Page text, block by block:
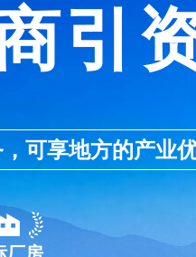
引
可享地方的产业